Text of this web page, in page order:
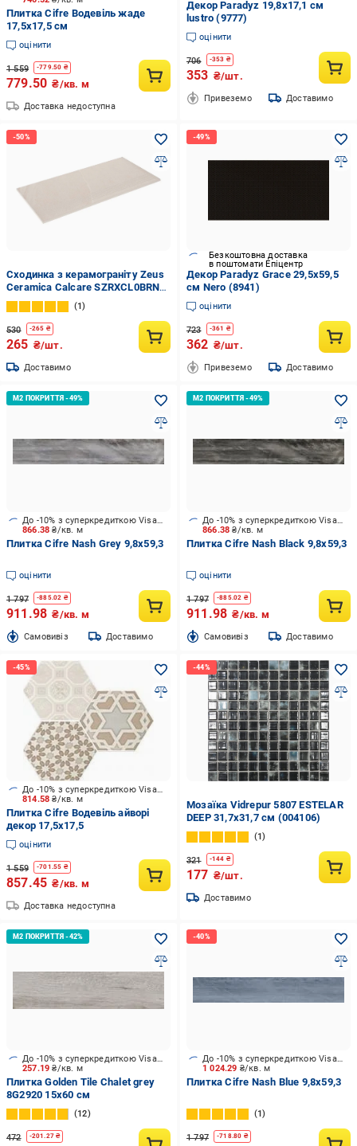
Плитка Cifre Водевіль жаде
17,5x17,5 см
оцінити
1 559 -779.50 ₴
779.50 ₴/кв. м
Доставка недоступна
Декор Paradyz 19,8x17,1 см
lustro (9777)
оцінити
706 -353 ₴
353 ₴/шт.
Привеземо Доставимо
Сходинка з керамограніту Zeus
Ceramica Calcare SZRXCL0BRNQ
600х300х9,2 мм Бежевий під
камінь
1
530 -265 ₴
265 ₴/шт.
Доставимо
Безкоштовна доставка
в поштомати Епіцентр
Декор Paradyz Grace 29,5x59,5
см Nero (8941)
оцінити
723 -361 ₴
362 ₴/шт.
Привеземо Доставимо
866.38₴/кв. м
До -10% з суперкредиткою Visa Вигода
Плитка Cifre Nash Grey 9,8x59,3
оцінити
1 797 -885.02 ₴
911.98 ₴/кв. м
Cамовивіз Доставимо
866.38₴/кв. м
До -10% з суперкредиткою Visa Вигода
Плитка Cifre Nash Black 9,8x59,3
оцінити
1 797 -885.02 ₴
911.98 ₴/кв. м
Cамовивіз Доставимо
814.58₴/кв. м
До -10% з суперкредиткою Visa Вигода
Плитка Cifre Водевіль айворі
декор 17,5x17,5
оцінити
1 559 -701.55 ₴
857.45 ₴/кв. м
Доставка недоступна
Мозаїка Vidrepur 5807 ESTELAR
DEEP 31,7x31,7 см (004106)
1
321 -144 ₴
177 ₴/шт.
Доставимо
257.19₴/кв. м
До -10% з суперкредиткою Visa Вигода
Плитка Golden Tile Chalet grey
8G2920 15х60 см
12
472 -201.27 ₴
1 024.29 ₴/кв. м
До -10% з суперкредиткою Visa Вигода
Плитка Cifre Nash Blue 9,8x59,3
1
1 797 -718.80 ₴